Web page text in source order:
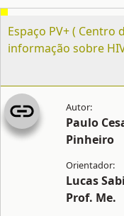
Espaço PV+ (
informação sobre
Paulo
Pinheiro
Lucas
Prof. Me.